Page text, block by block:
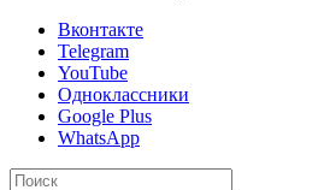
Вконтакте
Telegram
YouTube
Одноклассники
Google Plus
WhatsApp